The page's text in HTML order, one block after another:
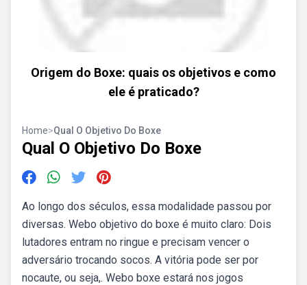
Origem do Boxe: quais os objetivos e como
ele é praticado?
Home>Qual O Objetivo Do Boxe
Qual O Objetivo Do Boxe
Ao longo dos séculos, essa modalidade passou por
diversas. Webo objetivo do boxe é muito claro: Dois
lutadores entram no ringue e precisam vencer o
adversário trocando socos. A vitória pode ser por
nocaute, ou seja,. Webo boxe estará nos jogos